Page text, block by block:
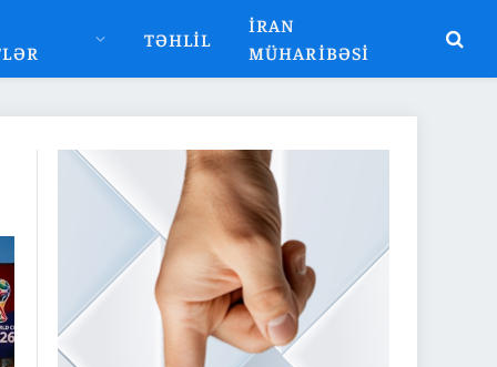
TƏHLIL
İRAN
MÜHARIBƏSI